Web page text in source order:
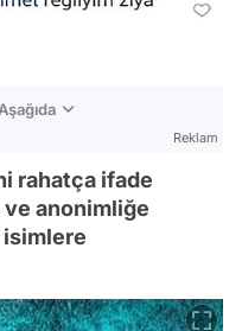
Reklam
rahatça ifade
anonimliğe
isimlere